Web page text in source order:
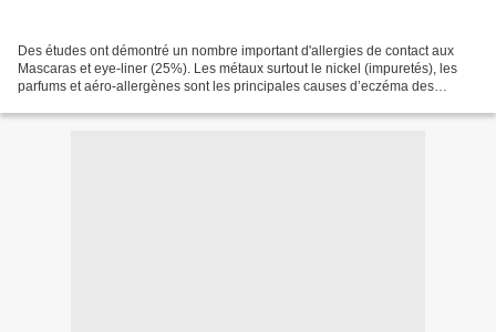
Des études ont démontré un nombre important d'allergies de contact aux
Mascaras et eye-liner (25%). Les métaux surtout le nickel (impuretés), les
parfums et aéro-allergènes sont les principales causes d’eczéma des